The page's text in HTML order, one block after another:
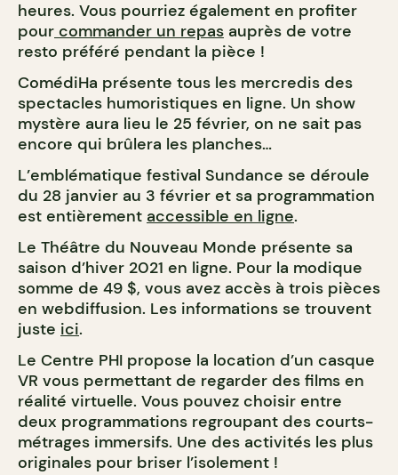
heures. Vous pourriez également en profiter
pour commander un repas auprès de votre
resto préféré pendant la pièce !
ComédiHa présente tous les mercredis des
spectacles humoristiques en ligne. Un show
mystère aura lieu le 25 février, on ne sait pas
encore qui brûlera les planches…
L’emblématique festival Sundance se déroule
du 28 janvier au 3 février et sa programmation
est entièrement accessible en ligne.
Le Théâtre du Nouveau Monde présente sa
saison d’hiver 2021 en ligne. Pour la modique
somme de 49 $, vous avez accès à trois pièces
en webdiffusion. Les informations se trouvent
juste ici.
Le Centre PHI propose la location d’un casque
VR vous permettant de regarder des films en
réalité virtuelle. Vous pouvez choisir entre
deux programmations regroupant des courts-
métrages immersifs. Une des activités les plus
originales pour briser l’isolement !